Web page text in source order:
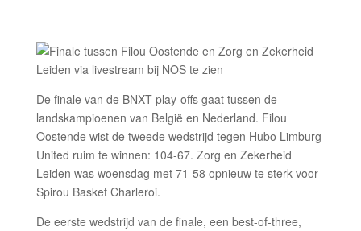
De finale van de BNXT play-offs gaat tussen de
landskampioenen van België en Nederland. Filou
Oostende wist de tweede wedstrijd tegen Hubo Limburg
United ruim te winnen: 104-67. Zorg en Zekerheid
Leiden was woensdag met 71-58 opnieuw te sterk voor
Spirou Basket Charleroi.
De eerste wedstrijd van de finale, een best-of-three,